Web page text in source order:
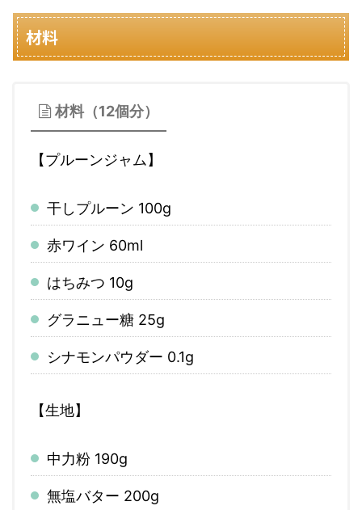
材料
材料（12個分）
【プルーンジャム】
干しプルーン 100g
赤ワイン 60ml
はちみつ 10g
グラニュー糖 25g
シナモンパウダー 0.1g
【生地】
中力粉 190g
無塩バター 200g